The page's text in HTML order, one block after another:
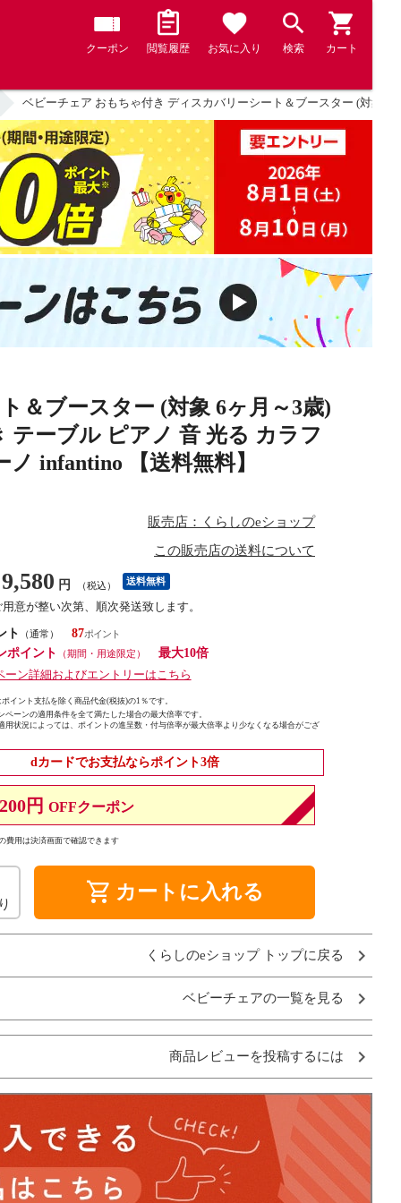
クーポン 閲覧履歴 お気に入り 検索 カート
ベビーチェア おもちゃ付き ディスカバリーシート＆ブースター (対象
＆ブースター (対象 6ヶ月～3歳)
ーブル ピアノ 音 光る カラフ
infantino 【送料無料】
販売店：くらしのeショップ
この販売店の送料について
9,580 円 （税込） 送料無料
用意が整い次第、順次発送致します。
ト
（通常）
87
ポイント
（期間・用途限定）
最大10倍
ーン詳細およびエントリーはこちら
イント支払を除く商品代金(税抜)の1％です。
ペーンの適用条件を全て満たした場合の最大倍率です。
用状況によっては、ポイントの進呈数・付与倍率が最大倍率より少なくなる場合がござ
dカードでお支払ならポイント3倍
200円 OFFクーポン
費用は決済画面で確認できます
shopping_cart カートに入れる
くらしのeショップ トップに戻る
ベビーチェアの一覧を見る
商品レビューを投稿するには